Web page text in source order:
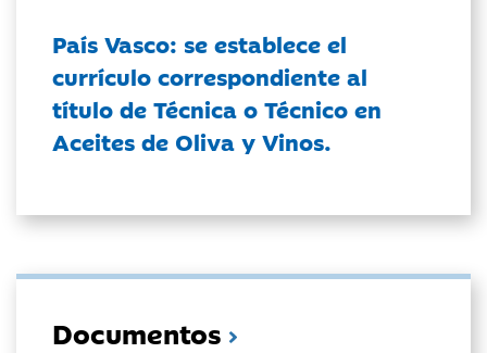
País Vasco: se establece el
currículo correspondiente al
título de Técnica o Técnico en
Aceites de Oliva y Vinos.
Documentos